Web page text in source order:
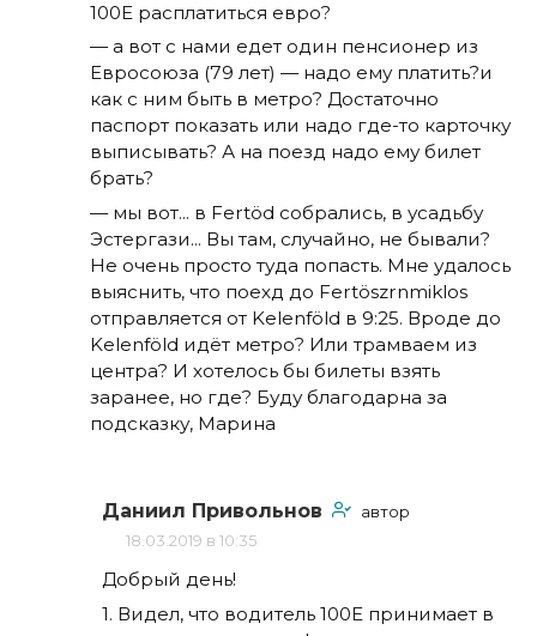
100Е расплатиться евро?
— а вот с нами едет один пенсионер из
Евросоюза (79 лет) — надо ему платить?и
как с ним быть в метро? Достаточно
паспорт показать или надо где-то карточку
выписывать? А на поезд надо ему билет
брать?
— мы вот... в Fertöd собрались, в усадьбу
Эстергази... Вы там, случайно, не бывали?
Не очень просто туда попасть. Мне удалось
выяснить, что поехд до Fertöszrnmiklos
отправляется от Kelenföld в 9:25. Вроде до
Kelenföld идёт метро? Или трамваем из
центра? И хотелось бы билеты взять
заранее, но где? Буду благодарна за
подсказку, Марина
Даниил Привольнов
автор
18.03.2019 в 10:35
Добрый день!
1. Видел, что водитель 100Е принимает в